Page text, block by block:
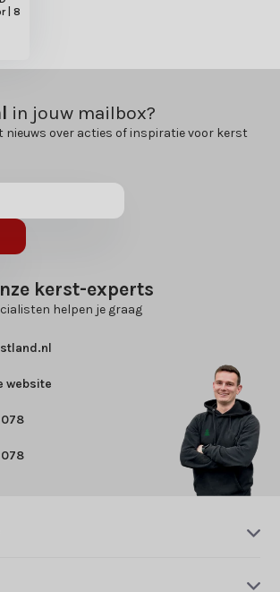
| 8
in jouw mailbox?
nieuws over acties of inspiratie voor kerst
kerst-experts
helpen je graag
website